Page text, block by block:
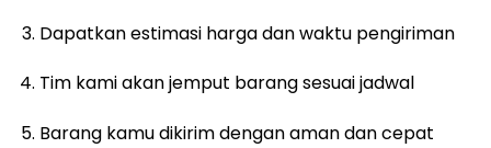
Dapatkan estimasi harga dan waktu pengiriman
Tim kami akan jemput barang sesuai jadwal
Barang kamu dikirim dengan aman dan cepat